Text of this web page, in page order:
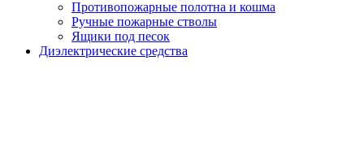
Противопожарные полотна и кошма
Ручные пожарные стволы
Ящики под песок
Диэлектрические средства